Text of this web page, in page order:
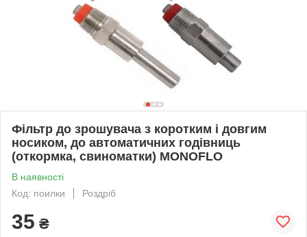
Фільтр до зрошувача з коротким і довгим
носиком, до автоматичних годівниць
(откормка, свиноматки) MONOFLO
В наявності
Код: поилки
Роздріб
35 ₴